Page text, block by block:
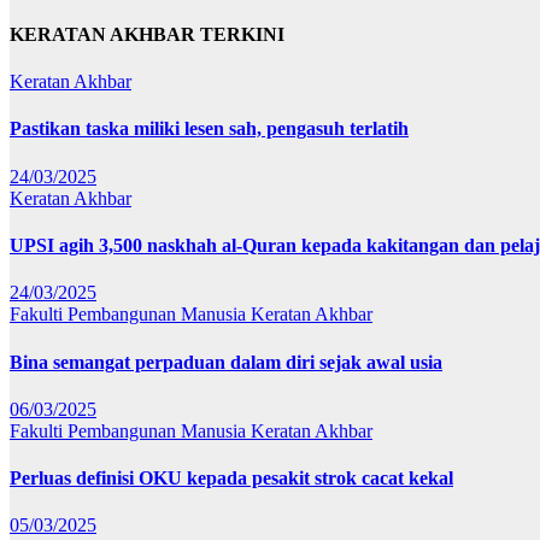
KERATAN AKHBAR TERKINI
Keratan Akhbar
Pastikan taska miliki lesen sah, pengasuh terlatih
24/03/2025
Keratan Akhbar
UPSI agih 3,500 naskhah al-Quran kepada kakitangan dan
24/03/2025
Fakulti Pembangunan Manusia Keratan Akhbar
Bina semangat perpaduan dalam diri sejak awal usia
06/03/2025
Fakulti Pembangunan Manusia Keratan Akhbar
Perluas definisi OKU kepada pesakit strok cacat kekal
05/03/2025